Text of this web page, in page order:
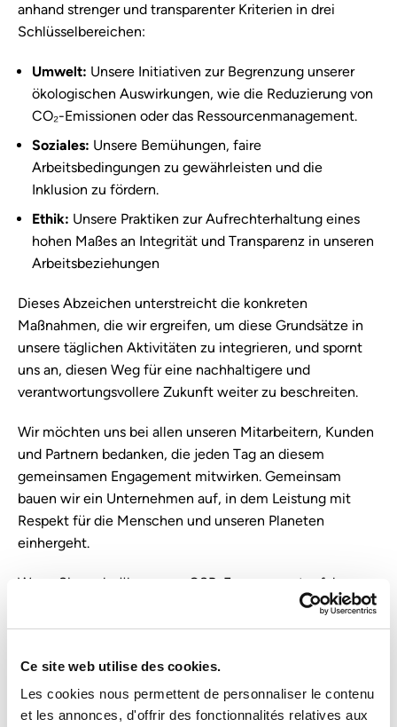
Ce site web utilise des cookies.
Les cookies nous permettent de personnaliser le contenu
et les annonces, d'offrir des fonctionnalités relatives aux
anhand strenger und transparenter Kriterien in drei
Schlüsselbereichen:
Umwelt: Unsere Initiativen zur Begrenzung unserer
ökologischen Auswirkungen, wie die Reduzierung von
CO₂-Emissionen oder das Ressourcenmanagement.
Soziales: Unsere Bemühungen, faire
Arbeitsbedingungen zu gewährleisten und die
Inklusion zu fördern.
Ethik: Unsere Praktiken zur Aufrechterhaltung eines
hohen Maßes an Integrität und Transparenz in unseren
Arbeitsbeziehungen
Dieses Abzeichen unterstreicht die konkreten
Maßnahmen, die wir ergreifen, um diese Grundsätze in
unsere täglichen Aktivitäten zu integrieren, und spornt
uns an, diesen Weg für eine nachhaltigere und
verantwortungsvollere Zukunft weiter zu beschreiten.
Wir möchten uns bei allen unseren Mitarbeitern, Kunden
und Partnern bedanken, die jeden Tag an diesem
gemeinsamen Engagement mitwirken. Gemeinsam
bauen wir ein Unternehmen auf, in dem Leistung mit
Respekt für die Menschen und unseren Planeten
einhergeht.
Wenn Sie mehr über unser CSR-Engagement erfahren
oder unsere Initiativen kennenlernen möchten, besuchen
Sie bitteunsere CSR-Seite.
Sofitex, ein Unternehmen, das sich für eine
verantwortungsvolle Zukunft engagiert.